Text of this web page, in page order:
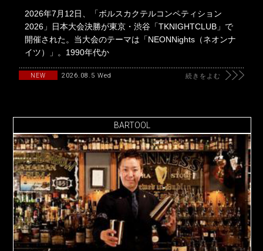
2026年7月12日、「ボルスカクテルコンペティション
2026」日本大会決勝が東京・渋谷「TKNIGHTCLUB」で
開催された。当大会のテーマは「NEONNights（ネオンナ
イツ）」。1990年代か
NEW 2026.08.5 Wed 続きをよむ
BARTOOL